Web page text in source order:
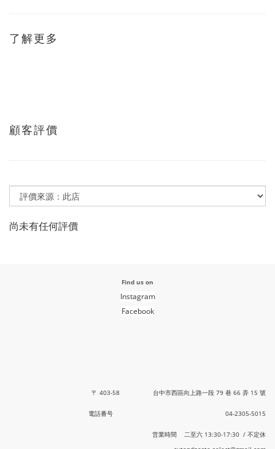
了解更多
顧客評價
尚未有任何評價
Find us on
Instagram
Facebook
〒 403-58 台中市西區向上路一段 79 巷 66 弄 15 號
電話番号 04-2305-5015
営業時間 二至六 13:30-17:30 / 不定休